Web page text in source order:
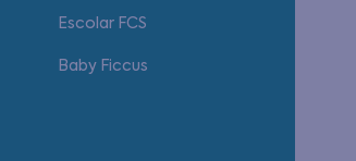
Escolar FCS
Baby Ficcus